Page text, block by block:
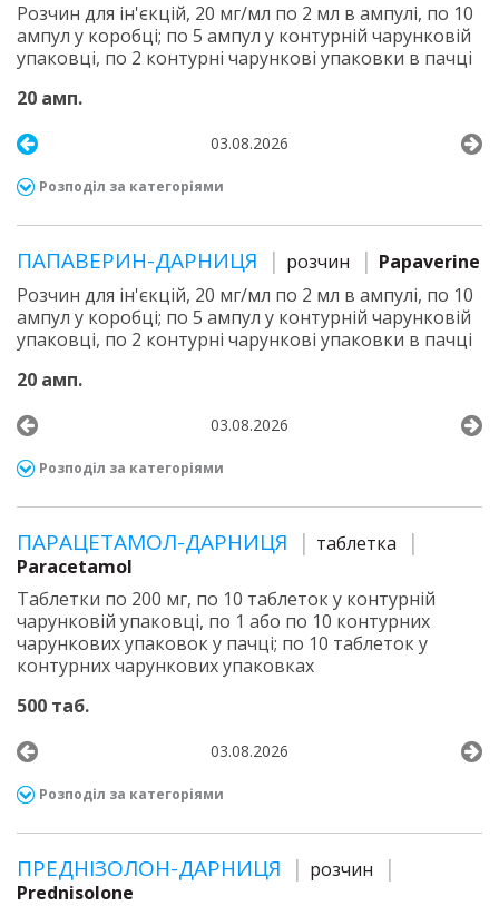
Розчин для ін'єкцій, 20 мг/мл по 2 мл в ампулі, по 10
ампул у коробці; по 5 ампул у контурній чарунковій
упаковці, по 2 контурні чарункові упаковки в пачці
20 амп.
03.08.2026
Розподіл за категоріями
ПАПАВЕРИН-ДАРНИЦЯ розчин
Papaverine
Розчин для ін'єкцій, 20 мг/мл по 2 мл в ампулі, по 10
ампул у коробці; по 5 ампул у контурній чарунковій
упаковці, по 2 контурні чарункові упаковки в пачці
20 амп.
03.08.2026
Розподіл за категоріями
ПАРАЦЕТАМОЛ-ДАРНИЦЯ
таблетка
Paracetamol
Таблетки по 200 мг, по 10 таблеток у контурній
чарунковій упаковці, по 1 або по 10 контурних
чарункових упаковок у пачці; по 10 таблеток у
контурних чарункових упаковках
500 таб.
03.08.2026
Розподіл за категоріями
ПРЕДНІЗОЛОН-ДАРНИЦЯ
розчин
Prednisolone